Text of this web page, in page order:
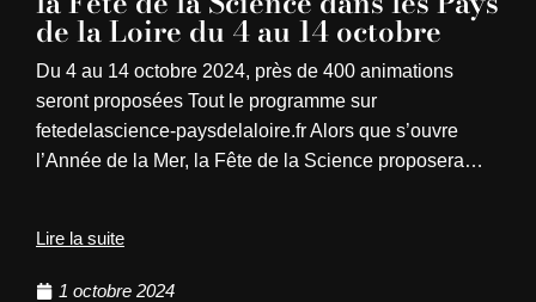
de la Loire du 4 au 14 octobre
Du 4 au 14 octobre 2024, près de 400 animations
seront proposées Tout le programme sur
fetedelascience-paysdelaloire.fr Alors que s’ouvre
l’Année de la Mer, la Fête de la Science proposera…
Lire la suite
1 octobre 2024